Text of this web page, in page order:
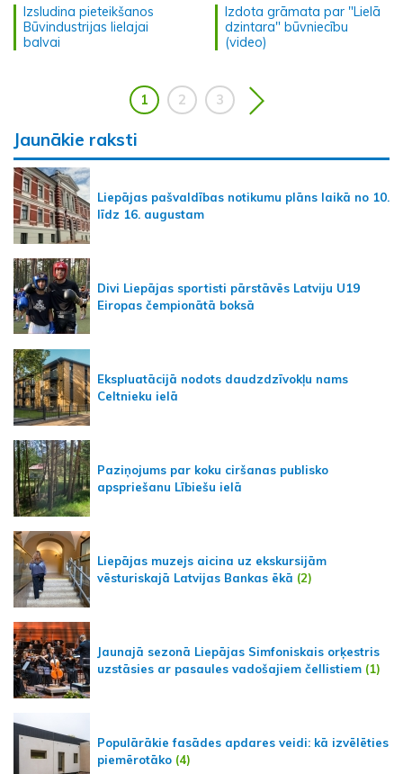
Izsludina pieteikšanos
Būvindustrijas lielajai
balvai
Izdota grāmata par "Lielā
dzintara" būvniecību
(video)
1 2 3
Jaunākie raksti
Liepājas pašvaldības notikumu plāns laikā no 10.
līdz 16. augustam
Divi Liepājas sportisti pārstāvēs Latviju U19
Eiropas čempionātā boksā
Ekspluatācijā nodots daudzdzīvokļu nams
Celtnieku ielā
Paziņojums par koku ciršanas publisko
apspriešanu Lībiešu ielā
Liepājas muzejs aicina uz ekskursijām
vēsturiskajā Latvijas Bankas ēkā (2)
Jaunajā sezonā Liepājas Simfoniskais orķestris
uzstāsies ar pasaules vadošajiem čellistiem (1)
Populārākie fasādes apdares veidi: kā izvēlēties
piemērotāko (4)